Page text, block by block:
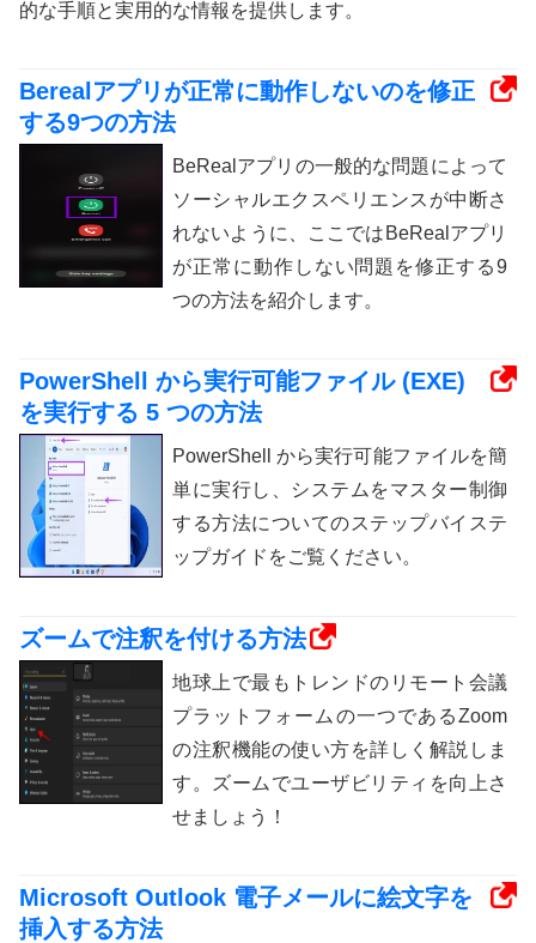
的な手順と実用的な情報を提供します。
Berealアプリが正常に動作しないのを修正
する9つの方法
BeRealアプリの一般的な問題によって
ソーシャルエクスペリエンスが中断さ
れないように、ここではBeRealアプリ
が正常に動作しない問題を修正する9
つの方法を紹介します。
PowerShell から実行可能ファイル (EXE)
を実行する 5 つの方法
PowerShell から実行可能ファイルを簡
単に実行し、システムをマスター制御
する方法についてのステップバイステ
ップガイドをご覧ください。
ズームで注釈を付ける方法
地球上で最もトレンドのリモート会議
プラットフォームの一つであるZoom
の注釈機能の使い方を詳しく解説しま
す。ズームでユーザビリティを向上さ
せましょう！
Microsoft Outlook 電子メールに絵文字を
挿入する方法